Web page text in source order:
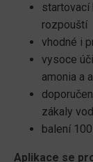
startovací
rozpouští
vhodné i
vysoce
amonia a
zákaly
balení 100
Aplikace se